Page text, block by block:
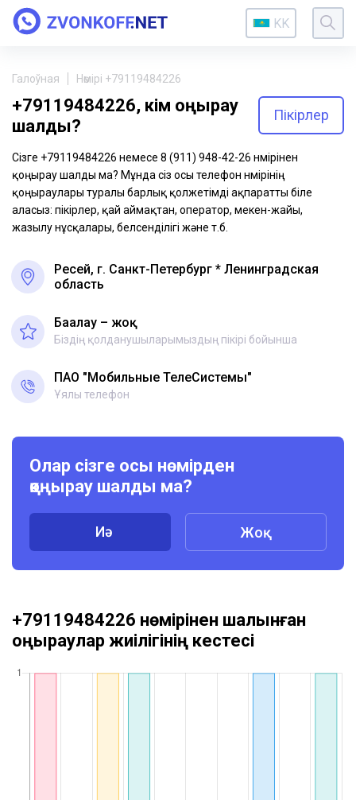
KK
Галоўная Нөмірі +79119484226
+79119484226, кім қоңырау
шалды?
Пікірлер
Сізге +79119484226 немесе 8 (911) 948-42-26 нөмірінен
қоңырау шалды ма? Мұнда сіз осы телефон нөмірінің
қоңыраулары туралы барлық қолжетімді ақпаратты біле
аласыз: пікірлер, қай аймақтан, оператор, мекен-жайы,
жазылу нұсқалары, белсенділігі және т.б.
Ресей, г. Санкт-Петербург * Ленинградская
область
Бағалау – жоқ
Біздің қолданушыларымыздың пікірі бойынша
ПАО "Мобильные ТелеСистемы"
Ұялы телефон
Олар сізге осы нөмірден
қоңырау шалды ма?
Иә Жоқ
+79119484226 нөмірінен шалынған
қоңыраулар жиілігінің кестесі